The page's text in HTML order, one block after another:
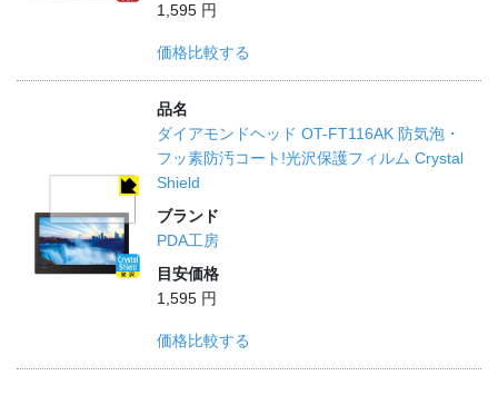
1,595 円
価格比較する
品名
ダイアモンドヘッド OT-FT116AK 防気泡・
フッ素防汚コート!光沢保護フィルム Crystal
Shield
ブランド
PDA工房
目安価格
1,595 円
価格比較する